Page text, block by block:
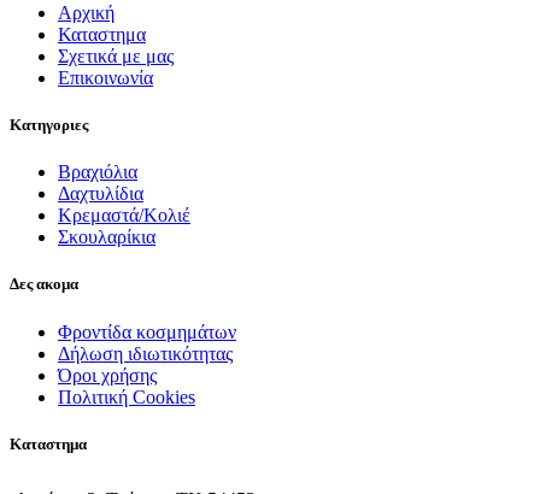
Αρχική
Καταστημα
Σχετικά με μας
Επικοινωνία
Κατηγοριες
Βραχιόλια
Δαχτυλίδια
Κρεμαστά/Κολιέ
Σκουλαρίκια
Δες ακομα
Φροντίδα κοσμημάτων
Δήλωση ιδιωτικότητας
Όροι χρήσης
Πολιτική Cookies
Καταστημα